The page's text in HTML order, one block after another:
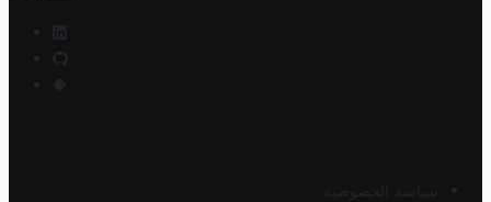
سياسة الخصوصية